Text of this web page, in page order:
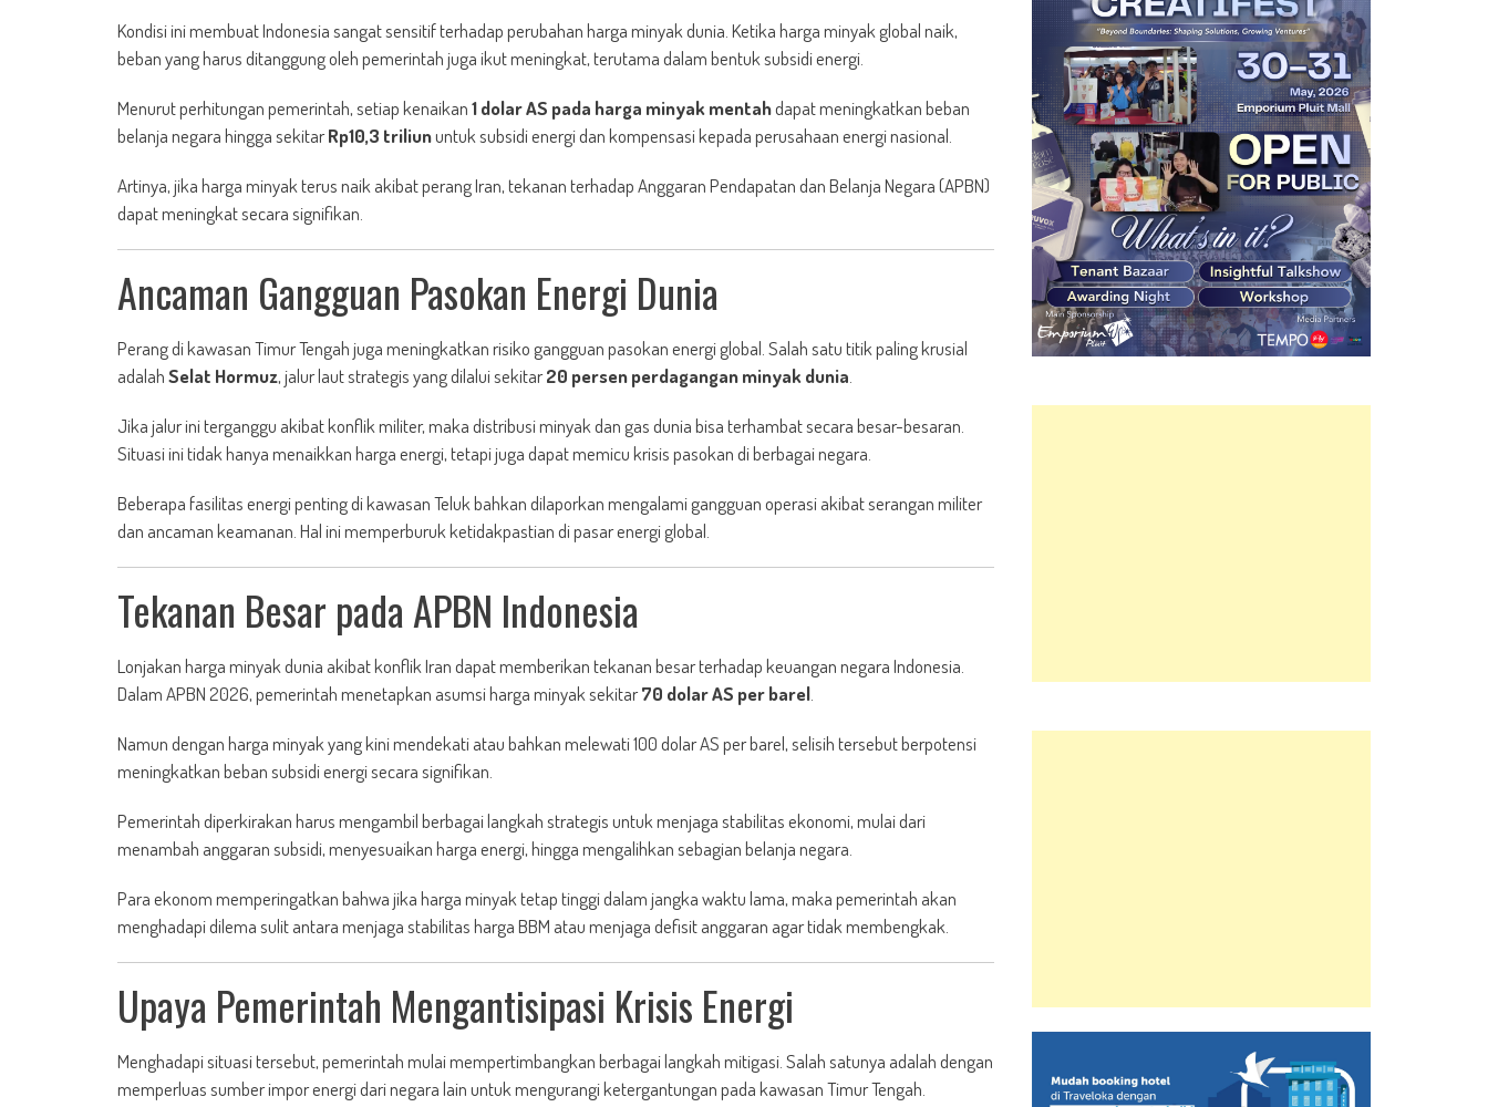
Kondisi ini membuat Indonesia sangat sensitif terhadap perubahan harga minyak dunia. Ketika harga minyak global naik,
beban yang harus ditanggung oleh pemerintah juga ikut meningkat, terutama dalam bentuk subsidi energi.
Menurut perhitungan pemerintah, setiap kenaikan1 dolar AS pada harga minyak mentahdapat meningkatkan beban
belanja negara hingga sekitarRp10,3 triliununtuk subsidi energi dan kompensasi kepada perusahaan energi nasional.
Artinya, jika harga minyak terus naik akibat perang Iran, tekanan terhadap Anggaran Pendapatan dan Belanja Negara (APBN)
dapat meningkat secara signifikan.
Ancaman Gangguan Pasokan Energi Dunia
Perang di kawasan Timur Tengah juga meningkatkan risiko gangguan pasokan energi global. Salah satu titik paling krusial
adalahSelat Hormuz, jalur laut strategis yang dilalui sekitar20 persen perdagangan minyak dunia.
Jika jalur ini terganggu akibat konflik militer, maka distribusi minyak dan gas dunia bisa terhambat secara besar-besaran.
Situasi ini tidak hanya menaikkan harga energi, tetapi juga dapat memicu krisis pasokan di berbagai negara.
Beberapa fasilitas energi penting di kawasan Teluk bahkan dilaporkan mengalami gangguan operasi akibat serangan militer
dan ancaman keamanan. Hal ini memperburuk ketidakpastian di pasar energi global.
Tekanan Besar pada APBN Indonesia
Lonjakan harga minyak dunia akibat konflik Iran dapat memberikan tekanan besar terhadap keuangan negara Indonesia.
Dalam APBN 2026, pemerintah menetapkan asumsi harga minyak sekitar70 dolar AS per barel.
Namun dengan harga minyak yang kini mendekati atau bahkan melewati 100 dolar AS per barel, selisih tersebut berpotensi
meningkatkan beban subsidi energi secara signifikan.
Pemerintah diperkirakan harus mengambil berbagai langkah strategis untuk menjaga stabilitas ekonomi, mulai dari
menambah anggaran subsidi, menyesuaikan harga energi, hingga mengalihkan sebagian belanja negara.
Para ekonom memperingatkan bahwa jika harga minyak tetap tinggi dalam jangka waktu lama, maka pemerintah akan
menghadapi dilema sulit antara menjaga stabilitas harga BBM atau menjaga defisit anggaran agar tidak membengkak.
Upaya Pemerintah Mengantisipasi Krisis Energi
Menghadapi situasi tersebut, pemerintah mulai mempertimbangkan berbagai langkah mitigasi. Salah satunya adalah dengan
memperluas sumber impor energi dari negara lain untuk mengurangi ketergantungan pada kawasan Timur Tengah.